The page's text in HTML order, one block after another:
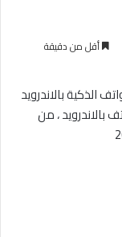
أقل من دقيقة
الذكية بالاندرويد
اليوم مع أفضل 5 هواتف بالاندرويد ، من